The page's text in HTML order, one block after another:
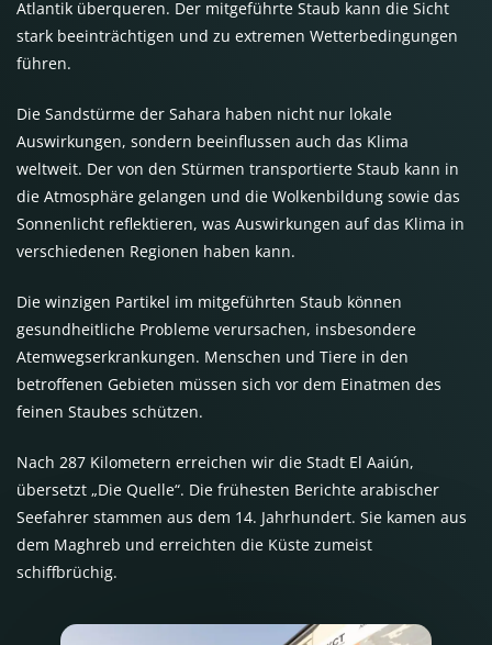
Atlantik überqueren. Der mitgeführte Staub kann die Sicht
stark beeinträchtigen und zu extremen Wetterbedingungen
führen.
Die Sandstürme der Sahara haben nicht nur lokale
Auswirkungen, sondern beeinflussen auch das Klima
weltweit. Der von den Stürmen transportierte Staub kann in
die Atmosphäre gelangen und die Wolkenbildung sowie das
Sonnenlicht reflektieren, was Auswirkungen auf das Klima in
verschiedenen Regionen haben kann.
Die winzigen Partikel im mitgeführten Staub können
gesundheitliche Probleme verursachen, insbesondere
Atemwegserkrankungen. Menschen und Tiere in den
betroffenen Gebieten müssen sich vor dem Einatmen des
feinen Staubes schützen.
Nach 287 Kilometern erreichen wir die Stadt El Aaiún,
übersetzt „Die Quelle“. Die frühesten Berichte arabischer
Seefahrer stammen aus dem 14. Jahrhundert. Sie kamen aus
dem Maghreb und erreichten die Küste zumeist
schiffbrüchig.